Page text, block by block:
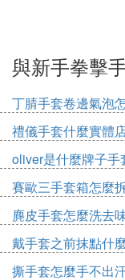
牌，以下是一些
材質，適合
拳手，超
五龍體育：
皮革手套注
更多樣式選
大龍：
膽配備乳膠
LAST WAR
間，外層超
與性能的拳
與新手拳擊
丁腈手套卷邊氣泡
禮儀手套什麼實體
oliver是什麼牌子手
賽歐三手套箱怎麼
麂皮手套怎麼洗去
戴手套之前抹點什
速戴上
撕手套怎麼手不出